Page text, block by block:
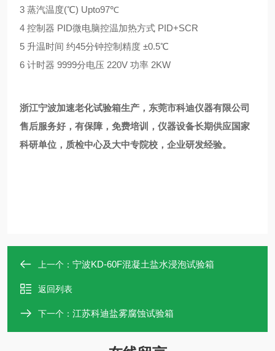
3 蒸汽温度(℃) Upto97℃
4 控制器 PID微电脑控温加热方式 PID+SCR
5 升温时间 约45分钟控制精度 ±0.5℃
6 计时器 9999分电压 220V 功率 2KW
浙江宁波加速老化试验箱生产，东莞市科迪仪器有限公司
售后服务好，有保障，免费培训，仪器设备长期供应国家
科研单位，质检中心及大中专院校，企业研发经验。
上一个： 宁波KD-60F混凝土盐水浸泡试验箱
返回列表
下一个： 江苏科迪盐雾腐蚀试验箱